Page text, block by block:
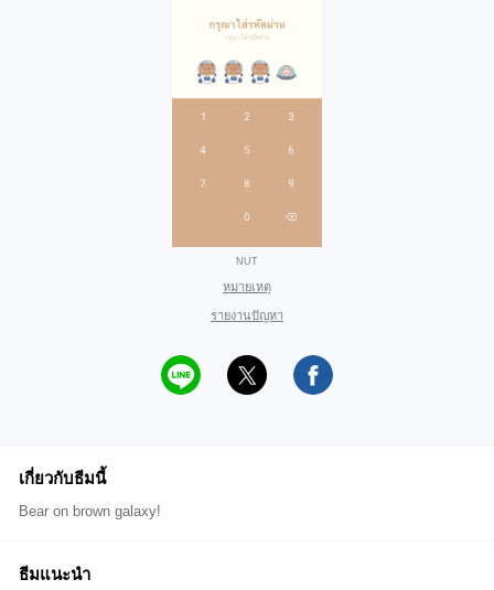
NUT
หมายเหตุ
รายงานปัญหา
เกี่ยวกับธีมนี้
Bear on brown galaxy!
ธีมแนะนำ